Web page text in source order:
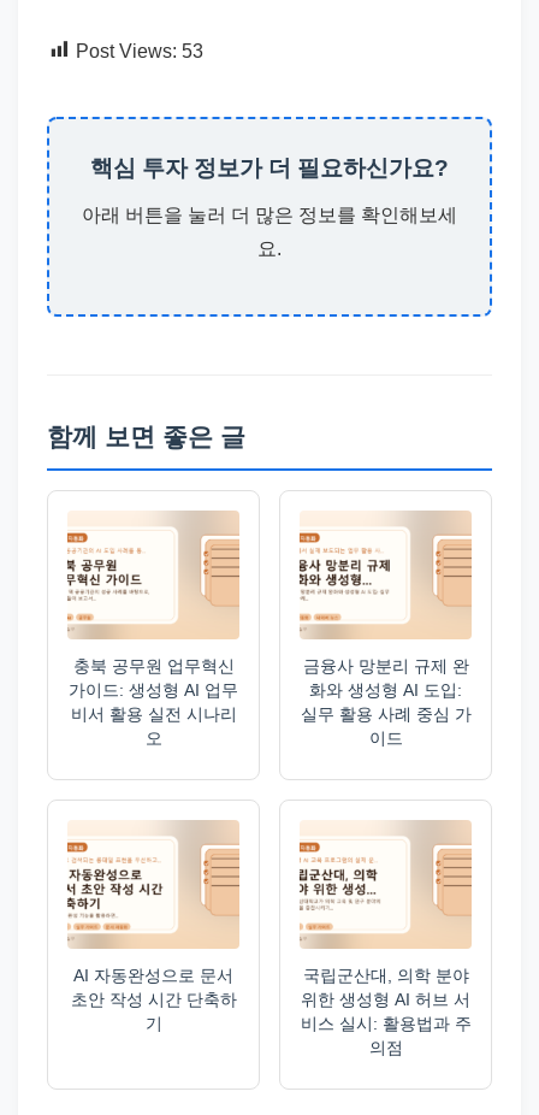
Post Views: 53
핵심 투자 정보가 더 필요하신가요?
아래 버튼을 눌러 더 많은 정보를 확인해보세
요.
함께 보면 좋은 글
충북 공무원 업무혁신
가이드: 생성형 AI 업무
비서 활용 실전 시나리
오
금융사 망분리 규제 완
화와 생성형 AI 도입:
실무 활용 사례 중심 가
이드
AI 자동완성으로 문서
초안 작성 시간 단축하
기
국립군산대, 의학 분야
위한 생성형 AI 허브 서
비스 실시: 활용법과 주
의점